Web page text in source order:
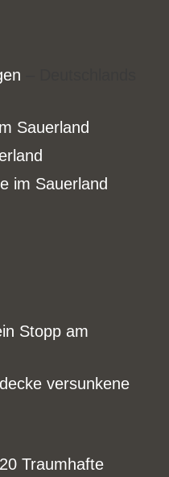
Sauerland
im Sauerland
Stopp am
versunkene
Traumhafte